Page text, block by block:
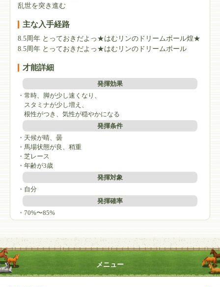
乱世を突き進む
主な入手経路
8.5周年 とっておきだよっ★はむリンのドリームボール煌★
8.5周年 とっておきだよっ★はむリンのドリームボール
才能詳細
発揮効果
・常時、脚が少し速くなり、
スタミナが少し増え、
根性がつき、気性が穏やかになる
発揮条件
・天候が晴、曇
・馬場状態が良、稍重
・芝レース
・年齢が3歳
発揮対象
・自分
発揮確率
・70%〜85%
メニュー